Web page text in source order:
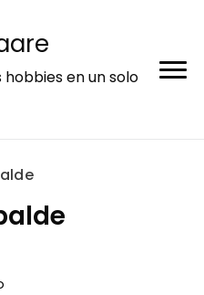
hobbies en un solo